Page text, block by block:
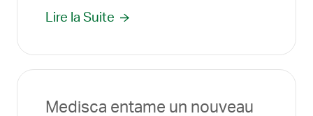
Lire la Suite
Medisca entame un nouveau